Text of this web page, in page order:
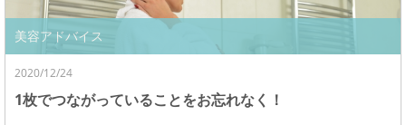
美容アドバイス
2020/12/24
1枚でつながっていることをお忘れなく！